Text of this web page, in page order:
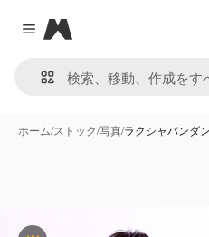
Close menu
Magnific
ホーム/ストック/写真/ラクシャバンダ